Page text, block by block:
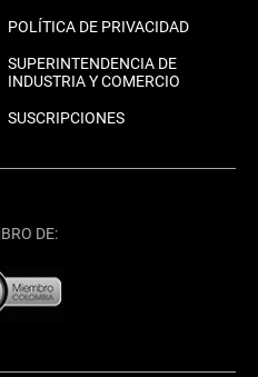
POLÍTICA DE PRIVACIDAD
SUPERINTENDENCIA DE
INDUSTRIA Y COMERCIO
SUSCRIPCIONES
DE: